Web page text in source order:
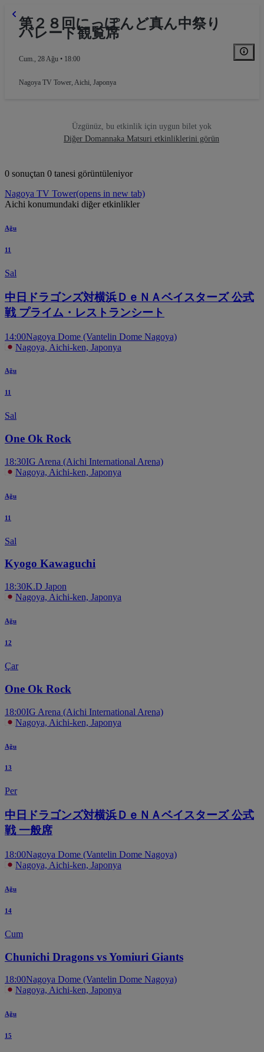
第２８回にっぽんど真ん中祭り
パレード観覧席
Cum., 28 Ağu • 18:00
Nagoya TV Tower, Aichi, Japonya
Üzgünüz, bu etkinlik için uygun bilet yok
Diğer Domannaka Matsuri etkinliklerini görün
0 sonuçtan 0 tanesi görüntüleniyor
Nagoya TV Tower(opens in new tab)
Aichi konumundaki diğer etkinlikler
Ağu
11
Sal
中日ドラゴンズ対横浜ＤｅＮＡベイスターズ 公式
戦 プライム・レストランシート
14:00Nagoya Dome (Vantelin Dome Nagoya)
Nagoya, Aichi-ken, Japonya
Ağu
11
Sal
One Ok Rock
18:30IG Arena (Aichi International Arena)
Nagoya, Aichi-ken, Japonya
Ağu
11
Sal
Kyogo Kawaguchi
18:30K.D Japon
Nagoya, Aichi-ken, Japonya
Ağu
12
Çar
One Ok Rock
18:00IG Arena (Aichi International Arena)
Nagoya, Aichi-ken, Japonya
Ağu
13
Per
中日ドラゴンズ対横浜ＤｅＮＡベイスターズ 公式
戦 一般席
18:00Nagoya Dome (Vantelin Dome Nagoya)
Nagoya, Aichi-ken, Japonya
Ağu
14
Cum
Chunichi Dragons vs Yomiuri Giants
18:00Nagoya Dome (Vantelin Dome Nagoya)
Nagoya, Aichi-ken, Japonya
Ağu
15